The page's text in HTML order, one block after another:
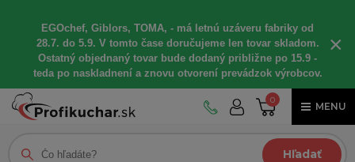
EGOchef, Giblors, TOMA, - má letnú uzáveru fabriky od
28.7. do 5.9. V tomto čase doručujeme len tovar skladom.
Ostatný objednaný tovar bude dodaný približne po 15.9 -
teda po naskladnení a znovu otvorení prevádzok výrobcov.
×
0
MENU
Hľadať